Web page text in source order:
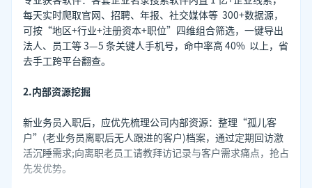
每天实时爬取官网、招聘、年报、社交媒体等 300+数据源，
可按“地区+行业+注册资本+职位”四维组合筛选，一键导出
法人、员工等 3—5 条关键人手机号，命中率高 40% 以上，省
去手工跨平台翻查。
2.内部资源挖掘
新业务员入职后，应优先梳理公司内部资源：整理“孤儿客
户”(老业务员离职后无人跟进的客户)档案，通过定期回访激
活沉睡需求;向离职老员工请教拜访记录与客户需求痛点，抢占
先发优势。